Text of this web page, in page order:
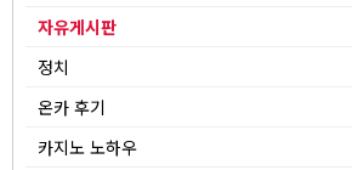
자유게시판
정치
온카 후기
카지노 노하우